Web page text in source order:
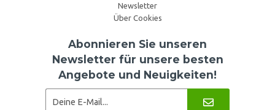
Newsletter
Über Cookies
Abonnieren Sie unseren
Newsletter für unsere besten
Angebote und Neuigkeiten!